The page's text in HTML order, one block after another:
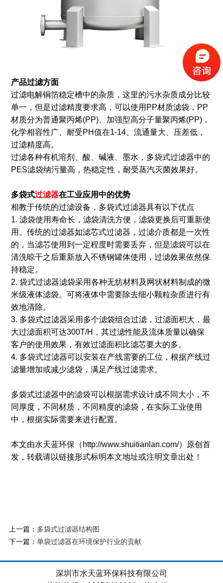
产品过滤方面
过滤电解铜箔稳定槽中的杂质，这里的污水杂质成分比较
单一，但是过滤精度要求高，可以使用PP材质滤袋，PP
材质分为普通聚丙烯(PP)、加强型高分子量聚丙烯(PP)，
化学相容性广、耐受PH值在1-14、流通量大、压差低，
过滤精度高。
过滤各种有机溶剂、酸、碱液、墨水，多袋式过滤器中的
PES滤袋纳污量高，热稳定性，耐受蒸汽灭菌效果好。
多袋式过滤器在工业应用中的优势
相教于传统的过滤设备，多袋式过滤器具有以下优点
1. 滤袋使用寿命长，滤袋清洗方便，滤袋更换后可重新使
用。传统的过滤器如滤芯式过滤器，过滤介质都是一次性
的，当滤芯使用到一定程度时需要丢弃，但是滤袋可以在
清洗晾干之后重新放入不锈钢罐体使用，过滤效果依然保
持稳定。
2. 袋式过滤器滤袋采用各种无纺材料及网状材料制成的微
米级液体滤袋。可将液体中需要除去细小颗粒杂质进行有
效地清除。
3. 多袋式过滤器采用多个滤袋组合过滤，过滤面积大，最
大过滤面积可达300T/H，其过滤性能及流体质量以确保
客户的使用效果，有效过滤面积比滤芯要大的多。
4. 多袋式过滤器可以安装在产线需要的工位，根据产线过
滤量增加或减少滤袋，满足产线过滤需求。
多袋式过滤器中的滤袋可以根据需求设计成不同大小，不
同厚度，不同材质，不同精度的滤袋，在实际工业使用
中，根据实际需要来进行配置。
本文由水天蓝环保（http://www.shuitianlan.com/）原创首
发，转载请以链接形式标明本文地址或注明文章出处！
上一篇： 多袋式过滤器结构图
下一篇： 单袋过滤器在环境保护行业的贡献
深圳市水天蓝环保科技有限公司